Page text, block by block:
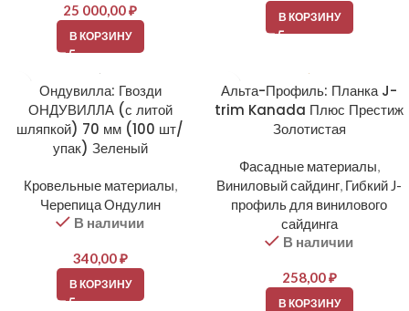
25 000,00₽
В КОРЗИНУ
В КОРЗИНУ
Ондувилла: Гвозди
ОНДУВИЛЛА (с литой
шляпкой) 70 мм (100 шт/
упак) Зеленый
Кровельные материалы,
Черепица Ондулин
В наличии
340,00₽
В КОРЗИНУ
Альта-Профиль: Планка J-
trim Kanada Плюс Престиж
Золотистая
Фасадные материалы,
Виниловый сайдинг, Гибкий J-
профиль для винилового
сайдинга
В наличии
258,00₽
В КОРЗИНУ